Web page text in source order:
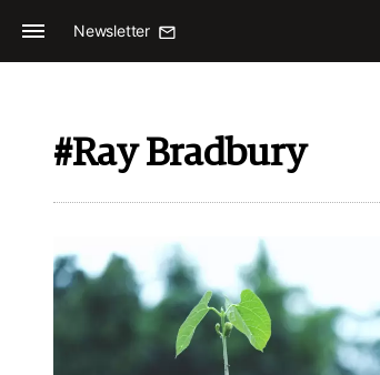
Newsletter
#Ray Bradbury